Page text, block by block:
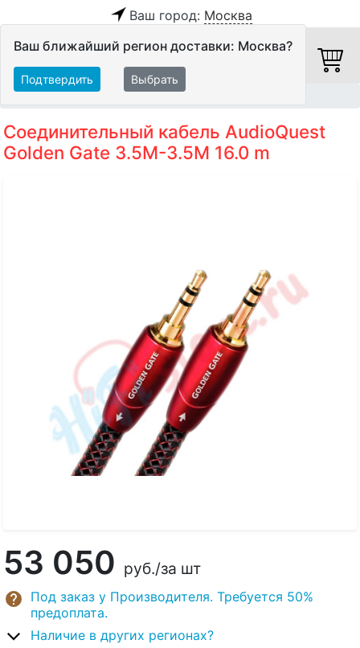
Ваш город: Москва
Ваш ближайший регион доставки: Москва?
Подтвердить Выбрать
Соединительный кабель AudioQuest
Golden Gate 3.5M-3.5M 16.0 m
53 050 руб./за шт
Под заказ у Производителя. Требуется 50%
предоплата.
Наличие в других регионах?